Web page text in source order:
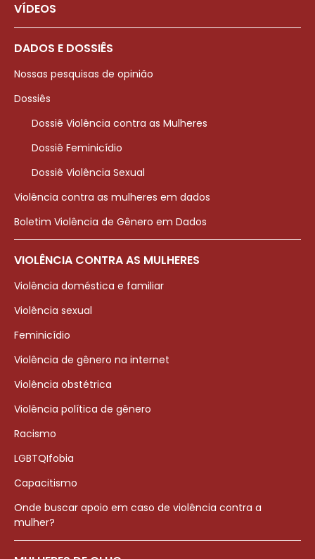
VÍDEOS
DADOS E DOSSIÊS
Nossas pesquisas de opinião
Dossiês
Dossiê Violência contra as Mulheres
Dossiê Feminicídio
Dossiê Violência Sexual
Violência contra as mulheres em dados
Boletim Violência de Gênero em Dados
VIOLÊNCIA CONTRA AS MULHERES
Violência doméstica e familiar
Violência sexual
Feminicídio
Violência de gênero na internet
Violência obstétrica
Violência política de gênero
Racismo
LGBTQIfobia
Capacitismo
Onde buscar apoio em caso de violência contra a
mulher?